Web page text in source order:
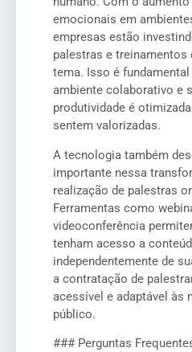
emocionais em
empresas estão
palestras e treinamentos
tema. Isso é
ambiente colaborativo e
produtividade é
sentem valorizadas.
A tecnologia também
importante nessa
realização de palestras
Ferramentas como
videoconferência
tenham acesso a
independentemente de
a contratação de
acessível e adaptável às
público.
### Perguntas